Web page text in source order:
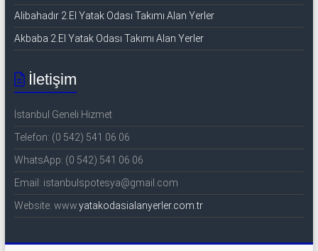
Alibahadır 2.El Yatak Odası Takımı Alan Yerler
Akbaba 2.El Yatak Odası Takımı Alan Yerler
İletişim
İstanbul Geneli Hizmet
Telefon: (0 542) 541 06 06
WhatsApp: (0 542) 541 06 06
Email: istanbulspotesya@gmail.com
Website: www.yatakodasialanyerler.com.tr